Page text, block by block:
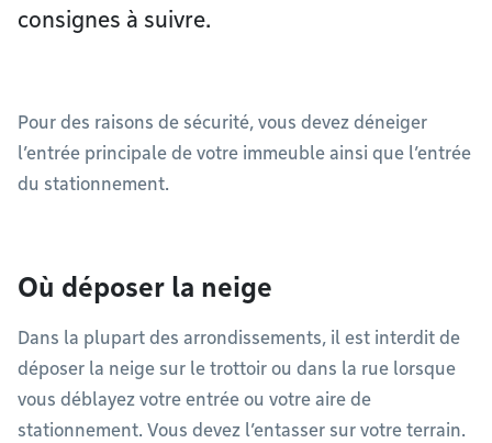
consignes à suivre.
Pour des raisons de sécurité, vous devez déneiger
l’entrée principale de votre immeuble ainsi que l’entrée
du stationnement.
Où déposer la neige
Dans la plupart des arrondissements, il est interdit de
déposer la neige sur le trottoir ou dans la rue lorsque
vous déblayez votre entrée ou votre aire de
stationnement. Vous devez l’entasser sur votre terrain.